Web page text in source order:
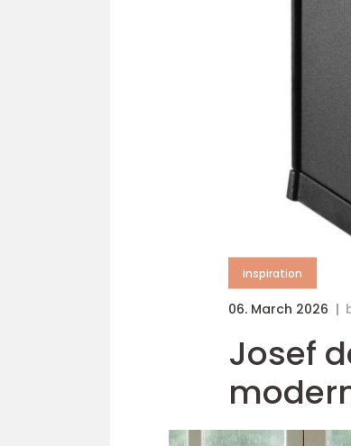
inspiration
06. March 2026
Josef